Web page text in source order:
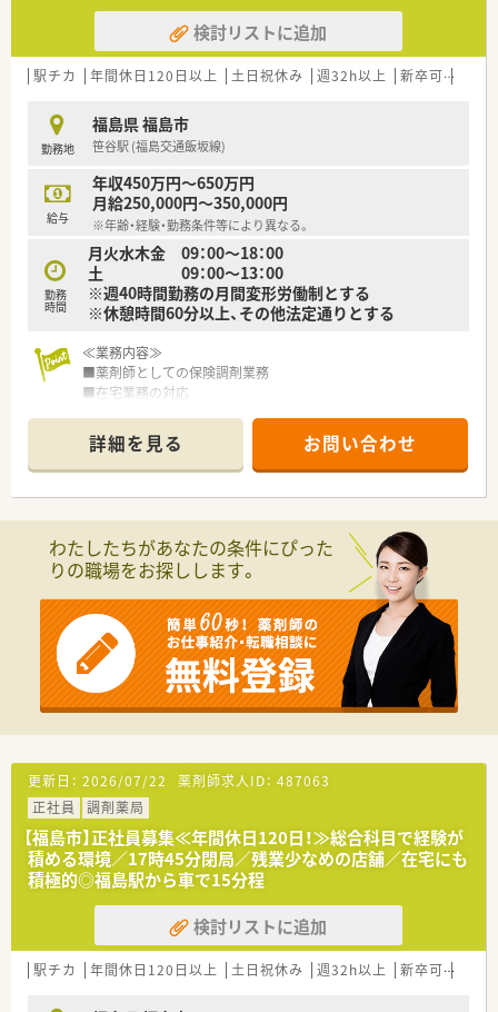
＼福利厚生について／
■薬剤師資格以外の資格に対しても手当を支給！
対象は「アロマテラピー検定」などにも及び、
ご自身の興味を伸ばすことの出来る体制です
病気やケガなどで働けないときの生活費をサポートしてくれ
る制度です
■住宅手当は20,000～40,000円支給（要件あり）
■産休･育休の取得率100%、復帰率96%！
復帰出来る環境づくりにも注力されています
＼研修等について／
■定期的な勉強会や外部研修にも積極的に参加のため、
薬剤師としての力が付けられる環境で鵜s
■2年に1度、社員によって企画・運営される学術大会も実施！。
■中堅社員研修や管理者研修など、階層別での研修プログラムの
薬局内での勉強会、学術大会への参加など、幅広い学びの場が
あります
検討リストに追加
駅チカ 年間休日120日以上 土日祝休み 週32h以上 新卒可
勤務地
福島県 福島市
笹谷駅 (福島交通飯坂線)
給与
年収450万円～650万円
月給250,000円～350,000円
※年齢・経験・勤務条件等により異なる。
勤務
時間
月火水木金 09：00～18：00
土 09：00～13：00
※週40時間勤務の月間変形労働制とする
※休憩時間60分以上、その他法定通りとする
≪業務内容≫
■薬剤師としての保険調剤業務
■在宅業務の対応
≪こんな店舗です≫
■マンションの1階に店舗はございます。
■メインの応需元クリニックは道路を挟んだ先にあります。
■外観からは薬局内部は見えにくい店舗構造です。
≪こんな会社です≫
■全国で340店舗以上を展開する調剤チェーンです。
■在宅医療のパイオニアとして知られ、健康サポートに対する意
識も高い会社です。
■ほとんどの店舗で座り投薬を実践し、患者様に目線を合わせて
投薬を実施しています。
■店舗内にアロマコーナーやサプリメントコーナーを設置し予
防医療にも取り組んでいます。
■認定薬剤師資格のほか、専門認定資格取得の補助制度、社内認
■「自宅通勤」「狭域エリア」「広域エリア」「全国コース」とライフ
スタイルに合わせて4つの勤務コースから選択する事が可能で
す。
■コースにより住宅手当、社宅補助制度が整備されており、会社
として手厚くフォローする体制が整っています。
■キャリアアップについても個人の志向に合わせた「マネジメン
トキャリア（エリア長⇒SV⇒支店長⇒支社長）」と「スペシャリス
トキャリア（専門認定を極めていく）」の2つコースが用意されて
■「育休・育短の取得が100%（一般平均83.6％）」の取得実績があ
り且つ、「復帰率96%（一般平均40％）」と福利厚生面が充実して
詳細を見る お問い合わせ
わたしたちがあなたの条件にぴった
りの職場をお探しします。
更新日： 2026/07/22 薬剤師求人ID： 487063
正社員
調剤薬局
【福島市】正社員募集≪年間休日120日！≫総合科目で経験が
積める環境／17時45分閉局／残業少なめの店舗／在宅にも
積極的◎福島駅から車で15分程
検討リストに追加
駅チカ 年間休日120日以上 土日祝休み 週32h以上 新卒可